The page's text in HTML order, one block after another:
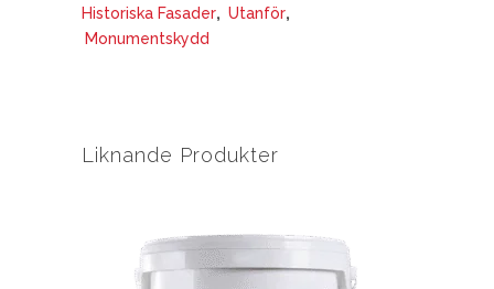
Historiska Fasader, Utanför,
Monumentskydd
Liknande Produkter